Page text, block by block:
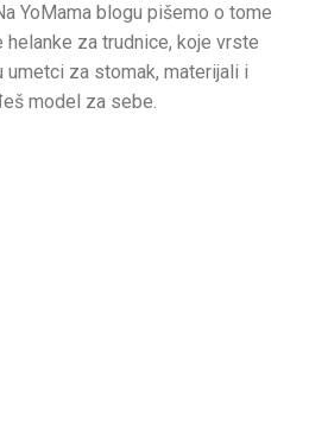
YoMama blogu pišemo o tome
helanke za trudnice, koje vrste
za stomak, materijali i
model za sebe.